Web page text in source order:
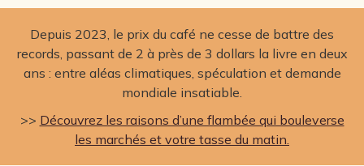
Depuis 2023, le prix du café ne cesse de battre des
records, passant de 2 à près de 3 dollars la livre en deux
ans : entre aléas climatiques, spéculation et demande
mondiale insatiable.
>> Découvrez les raisons d’une flambée qui bouleverse
les marchés et votre tasse du matin.